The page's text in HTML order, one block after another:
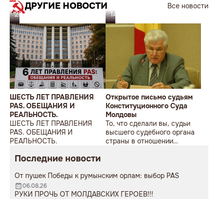
ДРУГИЕ НОВОСТИ
Все новости
23.07.26
ШЕСТЬ ЛЕТ ПРАВЛЕНИЯ
PAS. ОБЕЩАНИЯ И
РЕАЛЬНОСТЬ.
ШЕСТЬ ЛЕТ ПРАВЛЕНИЯ
PAS. ОБЕЩАНИЯ И
РЕАЛЬНОСТЬ.
14.07.26
Открытое письмо судьям
Конституционного Суда
Молдовы
То, что сделали вы, судьи
высшего судебного органа
страны в отношении
переворот и первый шаг к
Последние новости
От пушек Победы к румынским орлам: выбор PAS
06.08.26
РУКИ ПРОЧЬ ОТ МОЛДАВСКИХ ГЕРОЕВ!!!